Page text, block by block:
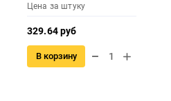
Цена за штуку
329.64 руб
В корзину